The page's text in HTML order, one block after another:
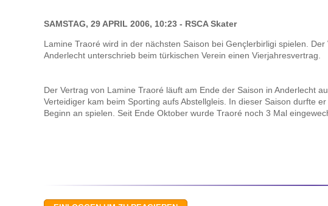
SAMSTAG, 29 APRIL 2006, 10:23 - RSCA Skater
Lamine Traoré wird in der nächsten Saison bei Gençlerbirligi spielen. Der
Anderlecht unterschrieb beim türkischen Verein einen Vierjahresvertrag.
Der Vertrag von Lamine Traoré läuft am Ende der Saison in Anderlecht
Verteidiger kam beim Sporting aufs Abstellgleis. In dieser Saison durfte
Beginn an spielen. Seit Ende Oktober wurde Traoré noch 3 Mal